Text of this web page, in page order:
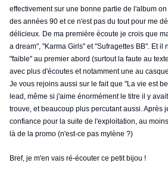
effectivement sur une bonne partie de l'album
des années 90 et ce n'est pas du tout pour me
délicieux. De ma première écoute je crois que
a dream", "Karma Girls" et "Sufragettes BB". Et il
"faible" au premier abord (surtout la faute au
avec plus d'écoutes et notamment une au
Je vous rejoins aussi sur le fait que "La vie est
lead, même si j'aime énormément le titre il y
trouve, et beaucoup plus percutant aussi. Après
confiance pour la suite de l'exploitation, au
là de la promo (n'est-ce pas mylène ?)
Bref, je m'en vais ré-écouter ce petit bijou !